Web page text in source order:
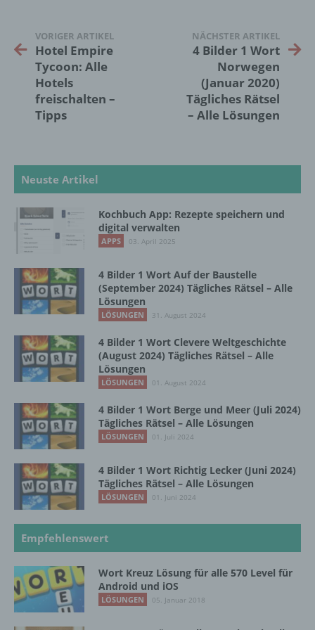
VORIGER ARTIKEL
Hotel Empire
Tycoon: Alle
Hotels
freischalten –
Tipps
NÄCHSTER ARTIKEL
4 Bilder 1 Wort
Norwegen
(Januar 2020)
Tägliches Rätsel
– Alle Lösungen
Neuste Artikel
Kochbuch App: Rezepte speichern und
digital verwalten
APPS 03. April 2025
4 Bilder 1 Wort Auf der Baustelle
(September 2024) Tägliches Rätsel – Alle
Lösungen
LÖSUNGEN 31. August 2024
4 Bilder 1 Wort Clevere Weltgeschichte
(August 2024) Tägliches Rätsel – Alle
Lösungen
LÖSUNGEN 01. August 2024
4 Bilder 1 Wort Berge und Meer (Juli 2024)
Tägliches Rätsel – Alle Lösungen
LÖSUNGEN 01. Juli 2024
4 Bilder 1 Wort Richtig Lecker (Juni 2024)
Tägliches Rätsel – Alle Lösungen
LÖSUNGEN 01. Juni 2024
Empfehlenswert
Wort Kreuz Lösung für alle 570 Level für
Android und iOS
LÖSUNGEN 05. Januar 2018
Interessen, Zuverlässigkeit, Verhalten,
Aufenthaltsort oder Ortswechsel dieser
natürlichen Person zu analysieren oder
vorherzusagen.
personenbezogener Daten in einer Weise,
auf welche die personenbezogenen Daten
Informationen nicht mehr einer spezifischen
betroffenen Person zugeordnet werden
können, sofern diese zusätzlichen
und technischen und organisatorischen
Maßnahmen unterliegen, die gewährleisten,
dass die personenbezogenen Daten nicht
einer identifizierten oder identifizierbaren
g) Verantwortlicher oder für die Verarbeitung
Verantwortlicher
Verantwortlicher oder für die Verarbeitung
Verantwortlicher ist die natürliche oder
juristische Person, Behörde, Einrichtung
oder andere Stelle, die allein oder
gemeinsam mit anderen über die Zwecke
und Mittel der Verarbeitung von
personenbezogenen Daten entscheidet.
Verarbeitung durch das Unionsrecht oder
das Recht der Mitgliedstaaten vorgegeben,
beziehungsweise können die bestimmten
Kriterien seiner Benennung nach dem
Unionsrecht oder dem Recht der
Mitgliedstaaten vorgesehen werden.